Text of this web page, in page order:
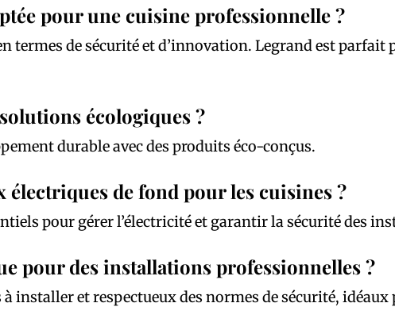
pour une cuisine professionnelle ?
termes de sécurité et d’innovation. Legrand est parfait
écologiques ?
durable avec des produits éco-conçus.
de fond pour les cuisines ?
pour gérer l’électricité et garantir la sécurité des
pour des installations professionnelles ?
installer et respectueux des normes de sécurité,